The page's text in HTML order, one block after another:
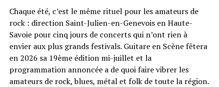
Sur scène, un véritable défilé de souvenirs : Colonel
Reyel, K.Maro, Shy’m, Kenza Farah, Jessy Matador, Fatal
Bazooka, Tragédie, Nâdiya, Lââm, O-Zone, PZK, Billy
Crawford, Tribal King et Cascada. De quoi faire chanter
en chœur trois générations de festivaliers, des premiers
refrains dePetite sœuraux rythmes plus eurodance de
Chaque été, c’est le même rituel pour les amateurs de
rock : direction Saint-Julien-en-Genevois en Haute-
Savoie pour cinq jours de concerts qui n’ont rien à
envier aux plus grands festivals. Guitare en Scène fêtera
en 2026 sa 19ème édition mi-juillet et la
programmation annoncée a de quoi faire vibrer les
amateurs de rock, blues, métal et folk de toute la région.